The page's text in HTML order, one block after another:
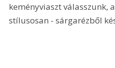
keményviaszt válasszunk,
stílusosan - sárgarézből